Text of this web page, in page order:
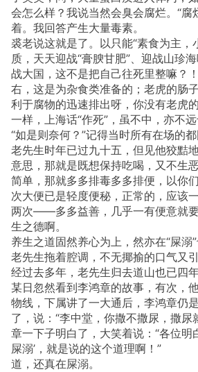
会怎么样？我说当然会臭会腐烂。“腐
着。我回答产生大量毒素。
裘老说这就是了。以只能“素食为主，
质，天天迎战“膏腴甘肥”、迎战山珍
战大国，这不是把自己往死里整嘛？
右，这是为杂食类准备的；老虎的肠
利于腐物的迅速排出呀，你没有老虎
一样，上海话“作死”，虽不中，亦不远
“如是则奈何？”记得当时所有在场的
老先生时年已过九十五，但见他狡黠
意思，那就是既想保持吃喝，又不生
简单，那就多多排毒多多排便，以你
次大便已是轻度便秘，正常的，应该
两次——多多益善，几乎一有便意就
生之德啊。
养生之道固然养心为上，然亦在“屎溺”
老先生拖着腔调，不无揶揄的口气又
经过去多年，老先生归去道山也已四
某日忽然看到李鸿章的故事，有次，
物线，下属讲了一大通后，李鸿章仍
了，说：“李中堂，你撒不撒尿，撒尿
章一下子明白了，大笑着说：“各位明
屎溺’，就是说的这个道理啊！”
道，还真在屎溺。